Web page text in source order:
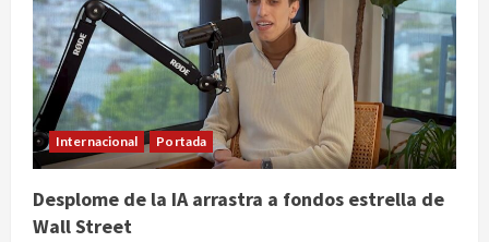
Internacional Portada
Desplome de la IA arrastra a fondos estrella de
Wall Street